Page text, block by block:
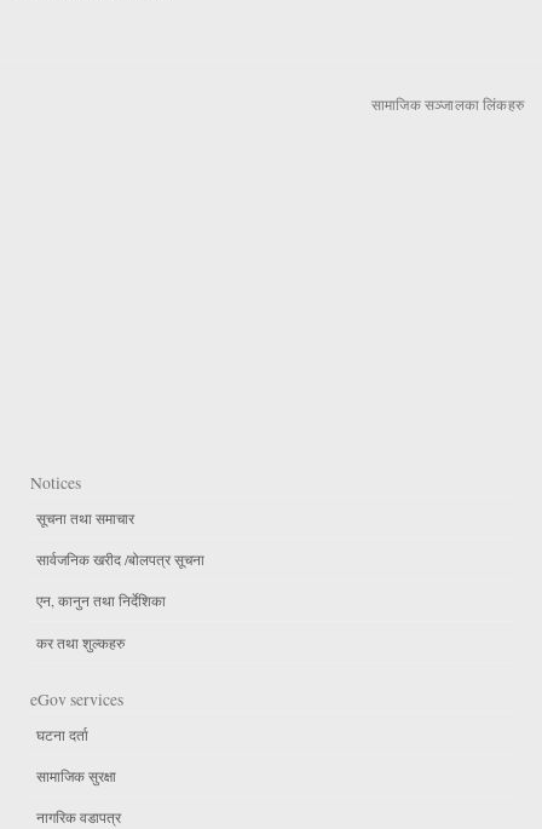
सामाजिक सञ्जालका लिंकहरु
Notices
सूचना तथा समाचार
सार्वजनिक खरीद /बोलपत्र सूचना
एन, कानुन तथा निर्देशिका
कर तथा शुल्कहरु
eGov services
घटना दर्ता
सामाजिक सुरक्षा
नागरिक वडापत्र